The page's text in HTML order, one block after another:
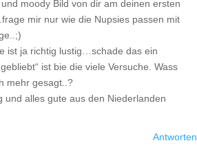
moody Bild von dir am deinen ersten
mir nur wie die Nupsies passen mit
ist ja richtig lustig…schade das ein
ist bie die viele Versuche. Wass
mehr gesagt..?
und alles gute aus den Niederlanden
Antworten